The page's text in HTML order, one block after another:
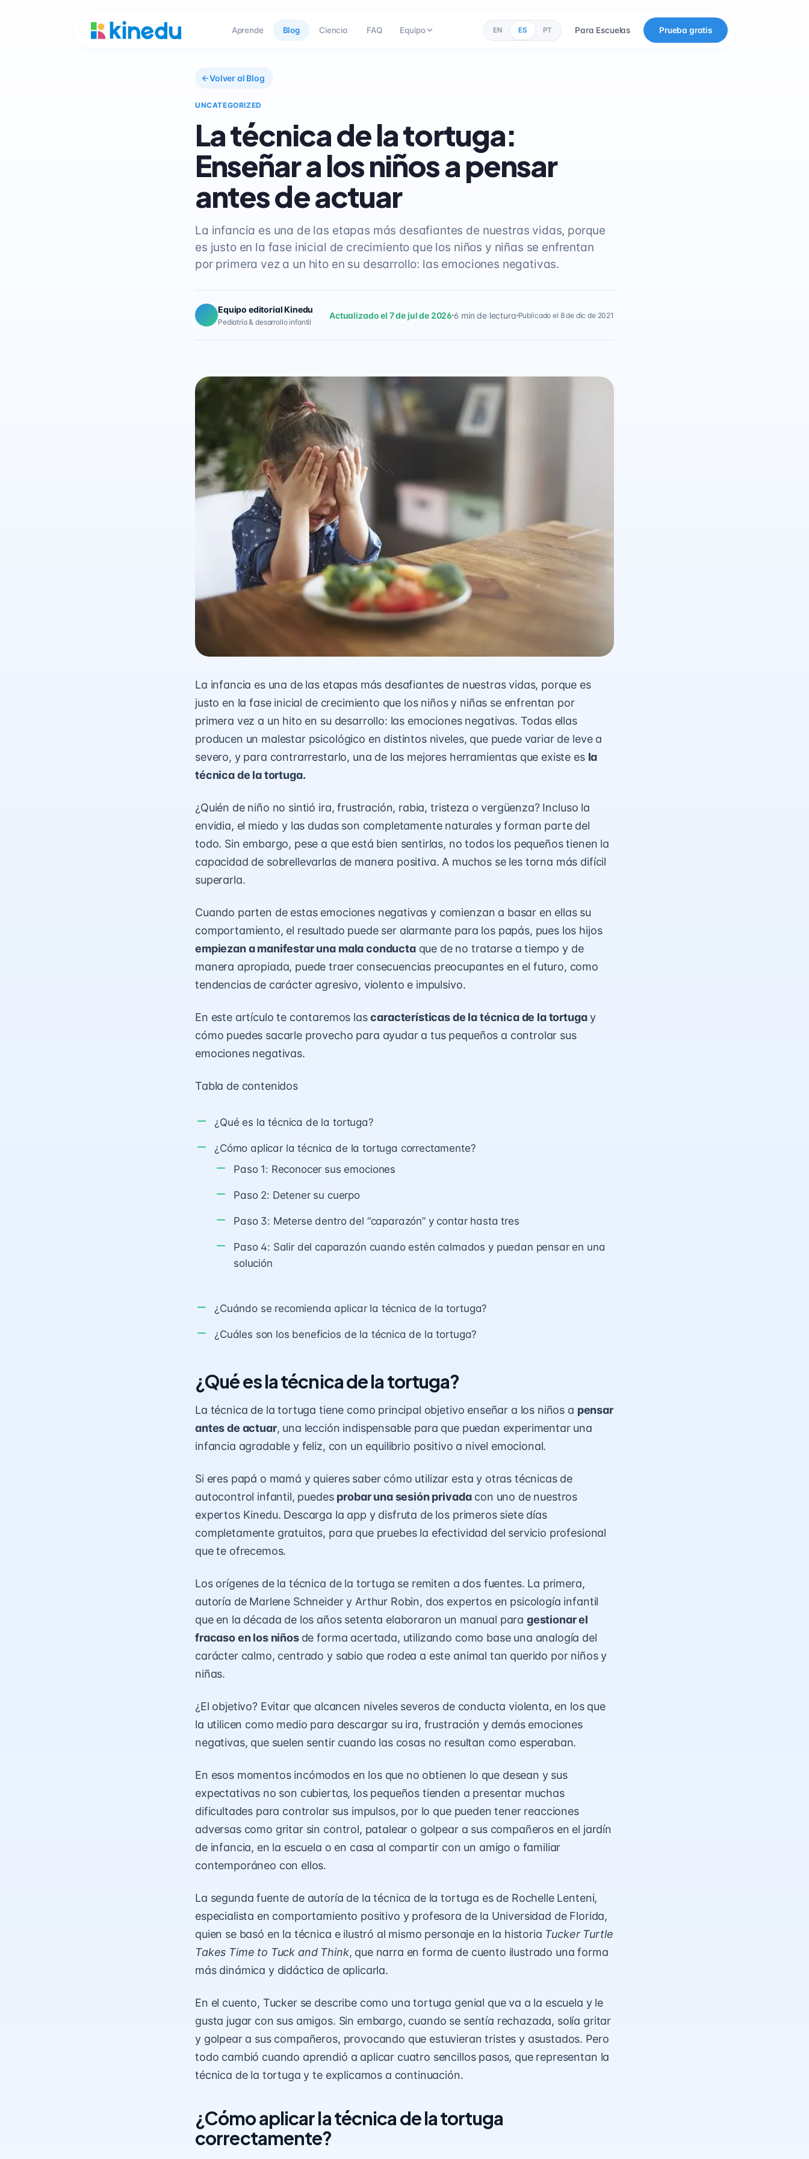
Aprende Blog Ciencia FAQ Equipo EN ES PT Para Escuelas Prueba gratis
Volver al Blog
UNCATEGORIZED
La técnica de la tortuga:
Enseñar a los niños a pensar
antes de actuar
La infancia es una de las etapas más desafiantes de nuestras vidas, porque
es justo en la fase inicial de crecimiento que los niños y niñas se enfrentan
por primera vez a un hito en su desarrollo: las emociones negativas.
Equipo editorial Kinedu
Pediatría & desarrollo infantil
Actualizado el 7 de jul de 2026 6 min de lectura Publicado el 8 de dic de 2021
La infancia es una de las etapas más desafiantes de nuestras vidas, porque es
justo en la fase inicial de crecimiento que los niños y niñas se enfrentan por
primera vez a un hito en su desarrollo: las emociones negativas. Todas ellas
producen un malestar psicológico en distintos niveles, que puede variar de leve a
severo, y para contrarrestarlo, una de las mejores herramientas que existe es la
técnica de la tortuga.
¿Quién de niño no sintió ira, frustración, rabia, tristeza o vergüenza? Incluso la
envidia, el miedo y las dudas son completamente naturales y forman parte del
todo. Sin embargo, pese a que está bien sentirlas, no todos los pequeños tienen la
capacidad de sobrellevarlas de manera positiva. A muchos se les torna más difícil
superarla.
Cuando parten de estas emociones negativas y comienzan a basar en ellas su
comportamiento, el resultado puede ser alarmante para los papás, pues los hijos
empiezan a manifestar una mala conductaque de no tratarse a tiempo y de
manera apropiada, puede traer consecuencias preocupantes en el futuro, como
tendencias de carácter agresivo, violento e impulsivo.
En este artículo te contaremos lascaracterísticas de la técnica de la tortugay
cómo puedes sacarle provecho para ayudar a tus pequeños a controlar sus
emociones negativas.
Tabla de contenidos
¿Qué es la técnica de la tortuga?
¿Cómo aplicar la técnica de la tortuga correctamente?
Paso 1: Reconocer sus emociones
Paso 2: Detener su cuerpo
Paso 3: Meterse dentro del “caparazón” y contar hasta tres
Paso 4: Salir del caparazón cuando estén calmados y puedan pensar en una
solución
¿Cuándo se recomienda aplicar la técnica de la tortuga?
¿Cuáles son los beneficios de la técnica de la tortuga?
¿Qué es la técnica de la tortuga?
La técnica de la tortuga tiene como principal objetivo enseñar a los niños a pensar
antes de actuar, una lección indispensable para que puedan experimentar una
infancia agradable y feliz, con un equilibrio positivo a nivel emocional.
Si eres papá o mamá y quieres saber cómo utilizar esta y otras técnicas de
autocontrol infantil, puedes probar una sesión privadacon uno de nuestros
expertos Kinedu. Descarga la app y disfruta de los primeros siete días
completamente gratuitos, para que pruebes la efectividad del servicio profesional
que te ofrecemos.
Los orígenes de la técnica de la tortuga se remiten a dos fuentes. La primera,
autoría de Marlene Schneider y Arthur Robin, dos expertos en psicología infantil
que en la década de los años setenta elaboraron un manual para gestionar el
fracaso en los niños de forma acertada, utilizando como base una analogía del
carácter calmo, centrado y sabio que rodea a este animal tan querido por niños y
niñas.
¿El objetivo? Evitar que alcancen niveles severos de conducta violenta, en los que
la utilicen como medio para descargar su ira, frustración y demás emociones
negativas, que suelen sentir cuando las cosas no resultan como esperaban.
En esos momentos incómodos en los que no obtienen lo que desean y sus
expectativas no son cubiertas, los pequeños tienden a presentar muchas
dificultades para controlar sus impulsos, por lo que pueden tener reacciones
adversas como gritar sin control, patalear o golpear a sus compañeros en el jardín
de infancia, en la escuela o en casa al compartir con un amigo o familiar
contemporáneo con ellos.
La segunda fuente de autoría de la técnica de la tortuga es de Rochelle Lenteni,
especialista en comportamiento positivo y profesora de la Universidad de Florida,
quien se basó en la técnica e ilustró al mismo personaje en la historia Tucker Turtle
Takes Time to Tuck and Think, que narra en forma de cuento ilustrado una forma
más dinámica y didáctica de aplicarla.
En el cuento, Tucker se describe como una tortuga genial que va a la escuela y le
gusta jugar con sus amigos. Sin embargo, cuando se sentía rechazada, solía gritar
y golpear a sus compañeros, provocando que estuvieran tristes y asustados. Pero
todo cambió cuando aprendió a aplicar cuatro sencillos pasos, que representan la
técnica de la tortuga y te explicamos a continuación.
¿Cómo aplicar la técnica de la tortuga
correctamente?